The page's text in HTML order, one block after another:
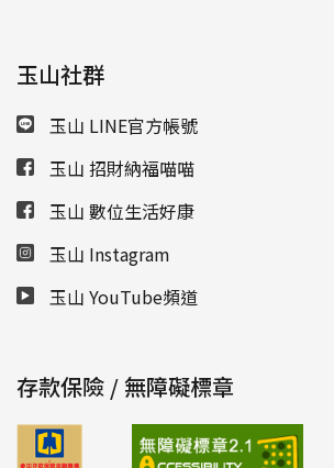
玉山社群
玉山 LINE官方帳號
玉山 招財納福喵喵
玉山 數位生活好康
玉山 Instagram
玉山 YouTube頻道
存款保險 / 無障礙標章